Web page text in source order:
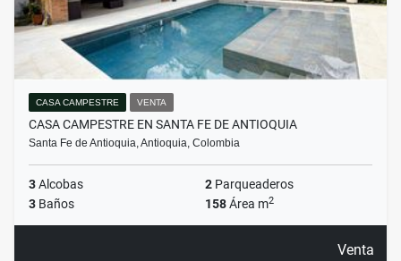
CASA CAMPESTRE VENTA
CASA CAMPESTRE EN SANTA FE DE ANTIOQUIA
Santa Fe de Antioquia, Antioquia, Colombia
3Alcobas 2 Parqueaderos
3 Baños 158Área m2
Venta